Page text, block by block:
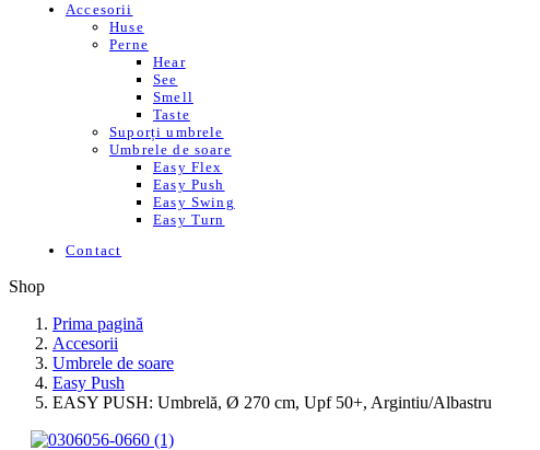
Accesorii
Huse
Perne
Hear
See
Smell
Taste
Suporți umbrele
Umbrele de soare
Easy Flex
Easy Push
Easy Swing
Easy Turn
Contact
Shop
Prima pagină
Accesorii
Umbrele de soare
Easy Push
EASY PUSH: Umbrelă, Ø 270 cm, Upf 50+, Argintiu/Albastru